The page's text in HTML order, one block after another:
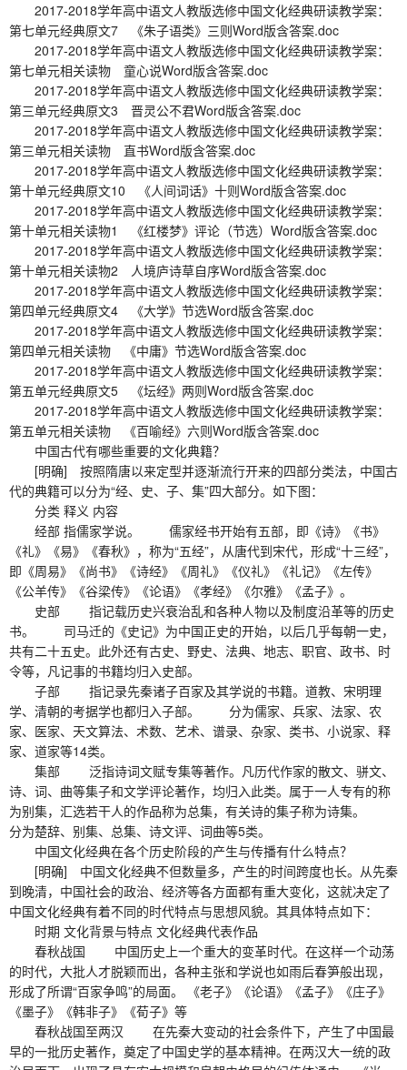
2017-2018学年高中语文人教版选修中国文化经典研读教学案：
第七单元经典原文7 《朱子语类》三则Word版含答案.doc
2017-2018学年高中语文人教版选修中国文化经典研读教学案：
第七单元相关读物 童心说Word版含答案.doc
2017-2018学年高中语文人教版选修中国文化经典研读教学案：
第三单元经典原文3 晋灵公不君Word版含答案.doc
2017-2018学年高中语文人教版选修中国文化经典研读教学案：
第三单元相关读物 直书Word版含答案.doc
2017-2018学年高中语文人教版选修中国文化经典研读教学案：
第十单元经典原文10 《人间词话》十则Word版含答案.doc
2017-2018学年高中语文人教版选修中国文化经典研读教学案：
第十单元相关读物1 《红楼梦》评论（节选）Word版含答案.doc
2017-2018学年高中语文人教版选修中国文化经典研读教学案：
第十单元相关读物2 人境庐诗草自序Word版含答案.doc
2017-2018学年高中语文人教版选修中国文化经典研读教学案：
第四单元经典原文4 《大学》节选Word版含答案.doc
2017-2018学年高中语文人教版选修中国文化经典研读教学案：
第四单元相关读物 《中庸》节选Word版含答案.doc
2017-2018学年高中语文人教版选修中国文化经典研读教学案：
第五单元经典原文5 《坛经》两则Word版含答案.doc
2017-2018学年高中语文人教版选修中国文化经典研读教学案：
第五单元相关读物 《百喻经》六则Word版含答案.doc
中国古代有哪些重要的文化典籍？
[明确] 按照隋唐以来定型并逐渐流行开来的四部分类法，中国古
代的典籍可以分为“经、史、子、集”四大部分。如下图：
分类 释义 内容
经部 指儒家学说。 儒家经书开始有五部，即《诗》《书》
《礼》《易》《春秋》，称为“五经”，从唐代到宋代，形成“十三经”，
即《周易》《尚书》《诗经》《周礼》《仪礼》《礼记》《左传》
《公羊传》《谷梁传》《论语》《孝经》《尔雅》《孟子》。
史部 指记载历史兴衰治乱和各种人物以及制度沿革等的历史
书。 司马迁的《史记》为中国正史的开始，以后几乎每朝一史，
共有二十五史。此外还有古史、野史、法典、地志、职官、政书、时
令等，凡记事的书籍均归入史部。
子部 指记录先秦诸子百家及其学说的书籍。道教、宋明理
学、清朝的考据学也都归入子部。 分为儒家、兵家、法家、农
家、医家、天文算法、术数、艺术、谱录、杂家、类书、小说家、释
家、道家等14类。
集部 泛指诗词文赋专集等著作。凡历代作家的散文、骈文、
诗、词、曲等集子和文学评论著作，均归入此类。属于一人专有的称
为别集，汇选若干人的作品称为总集，有关诗的集子称为诗集。
分为楚辞、别集、总集、诗文评、词曲等5类。
中国文化经典在各个历史阶段的产生与传播有什么特点？
[明确] 中国文化经典不但数量多，产生的时间跨度也长。从先秦
到晚清，中国社会的政治、经济等各方面都有重大变化，这就决定了
中国文化经典有着不同的时代特点与思想风貌。其具体特点如下：
时期 文化背景与特点 文化经典代表作品
春秋战国 中国历史上一个重大的变革时代。在这样一个动荡
的时代，大批人才脱颖而出，各种主张和学说也如雨后春笋般出现，
形成了所谓“百家争鸣”的局面。 《老子》《论语》《孟子》《庄子》
《墨子》《韩非子》《荀子》等
春秋战国至两汉 在先秦大变动的社会条件下，产生了中国最
早的一批历史著作，奠定了中国史学的基本精神。在两汉大一统的政